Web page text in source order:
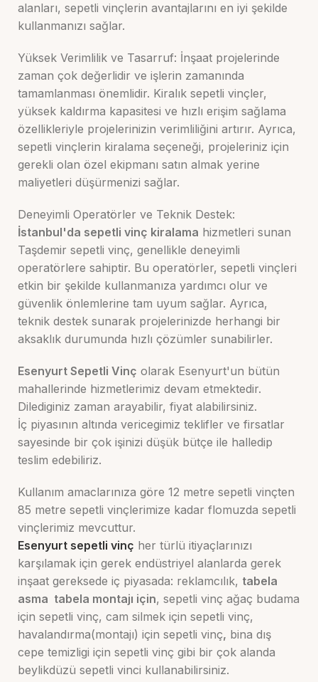
alanları, sepetli vinçlerin avantajlarını en iyi şekilde
kullanmanızı sağlar.
Yüksek Verimlilik ve Tasarruf: İnşaat projelerinde
zaman çok değerlidir ve işlerin zamanında
tamamlanması önemlidir. Kiralık sepetli vinçler,
yüksek kaldırma kapasitesi ve hızlı erişim sağlama
özellikleriyle projelerinizin verimliliğini artırır. Ayrıca,
sepetli vinçlerin kiralama seçeneği, projeleriniz için
gerekli olan özel ekipmanı satın almak yerine
maliyetleri düşürmenizi sağlar.
Deneyimli Operatörler ve Teknik Destek:
İstanbul'da sepetli vinç kiralama hizmetleri sunan
Taşdemir sepetli vinç, genellikle deneyimli
operatörlere sahiptir. Bu operatörler, sepetli vinçleri
etkin bir şekilde kullanmanıza yardımcı olur ve
güvenlik önlemlerine tam uyum sağlar. Ayrıca,
teknik destek sunarak projelerinizde herhangi bir
aksaklık durumunda hızlı çözümler sunabilirler.
Esenyurt Sepetli Vinç olarak Esenyurt'un bütün
mahallerinde hizmetlerimiz devam etmektedir.
Dilediginiz zaman arayabilir, fiyat alabilirsiniz.
İç piyasının altında vericegimiz teklifler ve firsatlar
sayesinde bir çok işinizi düşük bütçe ile halledip
teslim edebiliriz.
Kullanım amaclarınıza göre 12 metre sepetli vinçten
85 metre sepetli vinçlerimize kadar flomuzda sepetli
vinçlerimiz mevcuttur.
Esenyurt sepetli vinç her türlü itiyaçlarınızı
karşılamak için gerek endüstriyel alanlarda gerek
inşaat gereksede iç piyasada: reklamcılık, tabela
asma tabela montajı için, sepetli vinç ağaç budama
için sepetli vinç, cam silmek için sepetli vinç,
havalandırma(montajı) için sepetli vinç, bina dış
cepe temizligi için sepetli vinç gibi bir çok alanda
beylikdüzü sepetli vinci kullanabilirsiniz.